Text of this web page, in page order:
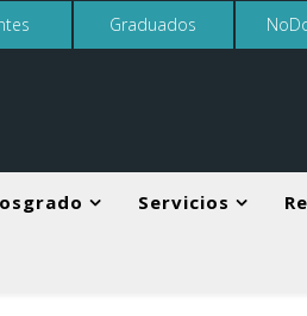
Graduados
Servicios